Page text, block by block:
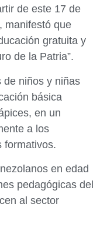
de este 17 de
manifestó que
gratuita y
de la Patria”.
de niños y niñas
básica
en un
a los
formativos.
en edad
pedagógicas del
al sector